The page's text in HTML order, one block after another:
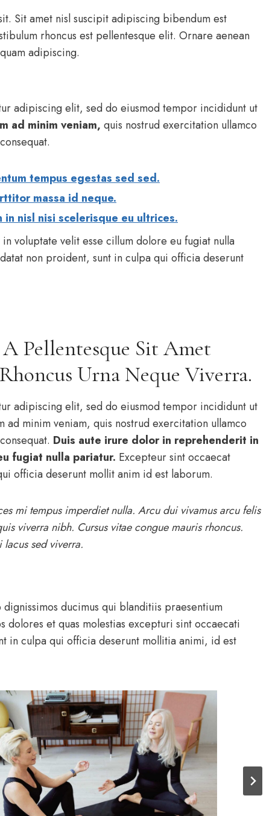
Sit amet nisl suscipit adipiscing bibendum est
rhoncus est pellentesque elit. Ornare aenean
adipiscing.
adipiscing elit, sed do eiusmod tempor incididunt ut
ad minim veniam, quis nostrud exercitation ullamco
tempus egestas sed sed.
massa id neque.
in nisl nisi scelerisque eu ultrices.
voluptate velit esse cillum dolore eu fugiat nulla
non proident, sunt in culpa qui officia deserunt
Pellentesque Sit Amet
Urna Neque Viverra.
adipiscing elit, sed do eiusmod tempor incididunt ut
ad minim veniam, quis nostrud exercitation ullamco
Duis aute irure dolor in reprehenderit in
fugiat nulla pariatur. Excepteur sint occaecat
officia deserunt mollit anim id est laborum.
mi tempus imperdiet nulla. Arcu dui vivamus arcu felis
viverra nibh. Cursus vitae congue mauris rhoncus.
lacus sed viverra.
ducimus qui blanditiis praesentium
et quas molestias excepturi sint occaecati
in culpa qui officia deserunt mollitia animi, id est